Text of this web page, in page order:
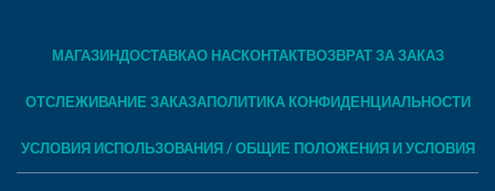
МАГАЗИНДОСТАВКАО НАСКОНТАКТВОЗВРАТ ЗА ЗАКАЗ
ОТСЛЕЖИВАНИЕ ЗАКАЗАПОЛИТИКА КОНФИДЕНЦИАЛЬНОСТИ
УСЛОВИЯ ИСПОЛЬЗОВАНИЯ / ОБЩИЕ ПОЛОЖЕНИЯ И УСЛОВИЯ